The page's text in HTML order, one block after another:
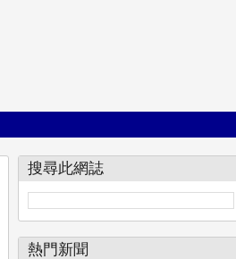
搜尋此網誌
熱門新聞